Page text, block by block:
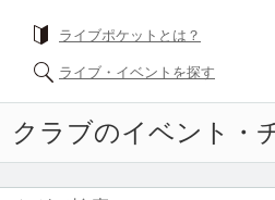
ライブポケットとは？
ライブ・イベントを探す
クラブのイベント・